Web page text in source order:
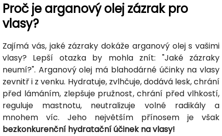
Proč je arganový olej zázrak pro
vlasy?
Zajímá vás, jaké zázraky dokáže arganový olej s vašimi
vlasy? Lepší otazka by mohla znít: "Jaké zázraky
neumí?". Arganový olej má blahodárné účinky na vlasy
zevnitř i z venku. Hydratuje, zvlhčuje, dodává lesk, chrání
před lámáním, zlepšuje pružnost, chrání před vlhkostí,
reguluje mastnotu, neutralizuje volné radikály a
mnohem víc. Jeho největším přínosem je však
bezkonkurenční hydratační účinek na vlasy!